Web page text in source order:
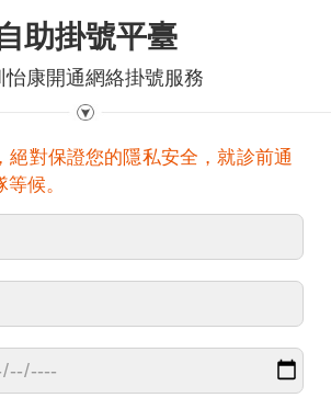
助掛號平臺
怡康開通網絡掛號服務
絕對保證您的隱私安全，就診前通
候。